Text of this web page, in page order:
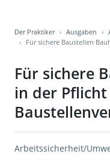
Der Praktiker Ausgaben
Für sichere Baustellen
Für sichere
in der
Arbeitssicherheit/